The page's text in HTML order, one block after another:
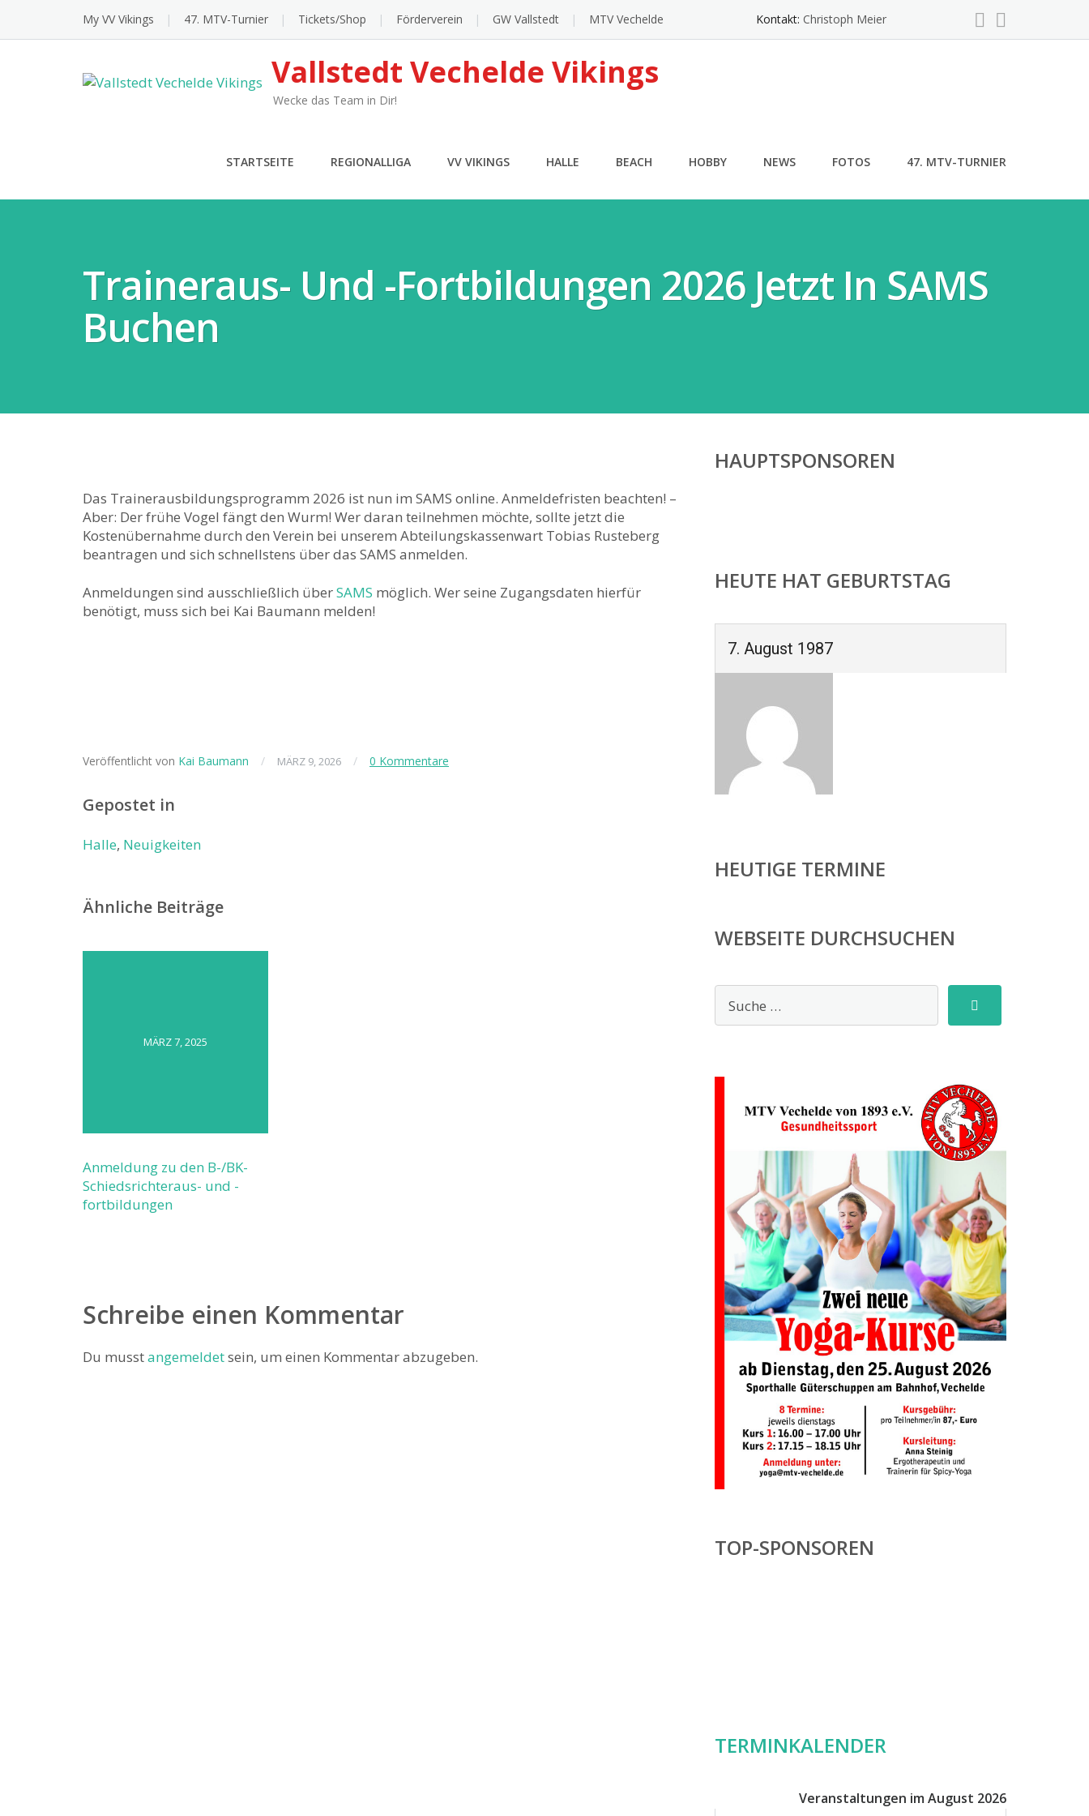
content
My VV Vikings 47. MTV-Turnier Tickets/Shop Förderverein GW Vallstedt MTV Vechelde Kontakt: Christoph Meier
Vallstedt Vechelde Vikings
Wecke das Team in Dir!
STARTSEITE REGIONALLIGA VV VIKINGS HALLE BEACH HOBBY NEWS FOTOS 47. MTV-TURNIER
Traineraus- Und -fortbildungen 2026 Jetzt In SAMS
Buchen
Das Trainerausbildungsprogramm 2026 ist nun im SAMS online. Anmeldefristen beachten! –
Aber: Der frühe Vogel fängt den Wurm! Wer daran teilnehmen möchte, sollte jetzt die
Kostenübernahme durch den Verein bei unserem Abteilungskassenwart Tobias Rusteberg
beantragen und sich schnellstens über das SAMS anmelden.
Anmeldungen sind ausschließlich überSAMS möglich. Wer seine Zugangsdaten hierfür
benötigt, muss sich bei Kai Baumann melden!
Veröffentlicht von Kai Baumann / MÄRZ 9, 2026 / 0 Kommentare
Gepostet in
Halle, Neuigkeiten
Ähnliche Beiträge
MÄRZ 7, 2025
Anmeldung zu den B-/BK-
Schiedsrichteraus- und -
fortbildungen
Schreibe einen Kommentar
Du musstangemeldetsein, um einen Kommentar abzugeben.
HAUPTSPONSOREN
HEUTE HAT GEBURTSTAG
7. August 1987
HEUTIGE TERMINE
WEBSEITE DURCHSUCHEN
TOP-SPONSOREN
TERMINKALENDER
Veranstaltungen im August 2026